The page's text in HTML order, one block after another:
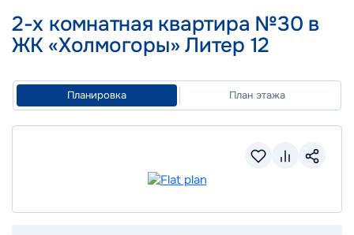
2-х комнатная квартира №30 в
ЖК «Холмогоры» Литер 12
Планировка План этажа